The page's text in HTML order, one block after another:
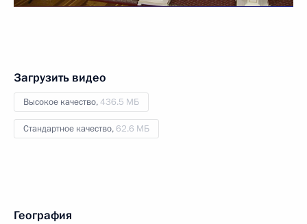
Загрузить видео
Высокое качество,436.5 МБ
Стандартное качество,62.6 МБ
География